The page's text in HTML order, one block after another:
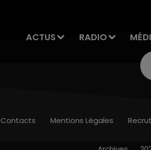
ACTUS RADIO
Contacts Mentions Légales